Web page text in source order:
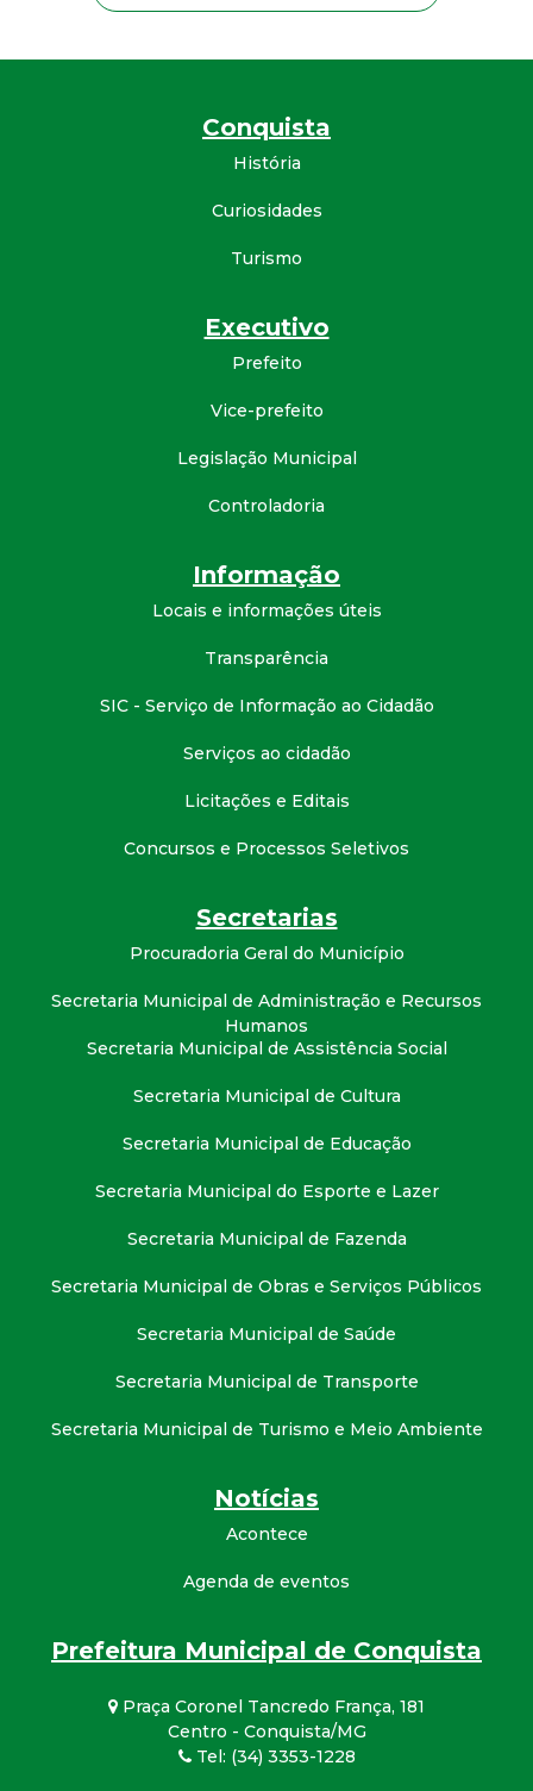
Conquista
História
Curiosidades
Turismo
Executivo
Prefeito
Vice-prefeito
Legislação Municipal
Controladoria
Informação
Locais e informações úteis
Transparência
SIC - Serviço de Informação ao Cidadão
Serviços ao cidadão
Licitações e Editais
Concursos e Processos Seletivos
Secretarias
Procuradoria Geral do Município
Secretaria Municipal de Administração e Recursos
Humanos
Secretaria Municipal de Assistência Social
Secretaria Municipal de Cultura
Secretaria Municipal de Educação
Secretaria Municipal do Esporte e Lazer
Secretaria Municipal de Fazenda
Secretaria Municipal de Obras e Serviços Públicos
Secretaria Municipal de Saúde
Secretaria Municipal de Transporte
Secretaria Municipal de Turismo e Meio Ambiente
Notícias
Acontece
Agenda de eventos
Prefeitura Municipal de Conquista
Praça Coronel Tancredo França, 181
Centro - Conquista/MG
Tel: (34) 3353-1228